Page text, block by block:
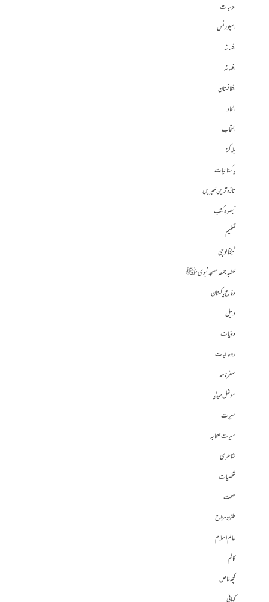
ادبیات
اسپورٹس
افسانہ
افسانہ
افغانستان
الحاد
انتخاب
بلاگز
پاکستانیات
تازہ ترین خبریں
تبصرہ کتب
تعلیم
ٹیکنالوجی
خطبہ جمعہ مسجد نبوی ﷺ
دفاع پاکستان
دلیل
دینیات
روحانیات
سفرنامہ
سوشل میڈیا
سیرت
سیرت صحابہ
شاعری
شخصیات
صحت
طنز و مزاح
عالم اسلام
کالم
کچھ خاص